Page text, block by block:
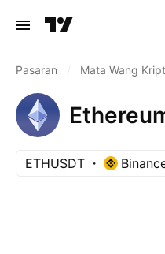
Pasaran Mata Wang
ETHUSDT